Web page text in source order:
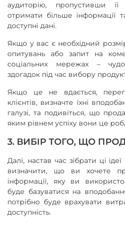
аудиторію, пропустивши
отримати більше інформації
доступні дані.
Якщо у вас є необхідний
опитувань або запит на
соціальних мережах –
здогадок під час вибору
Якщо це не вдається,
клієнтів, визначте їхні
галузі, та подивіться, що
яким рівнем успіху вони це
3. ВИБІР ТОГО, ЩО
Далі, настав час зібрати ці
визначити, що ви хочете
інформації, яку ви
буде базуватися на
потрібно буде врахувати
доступність.